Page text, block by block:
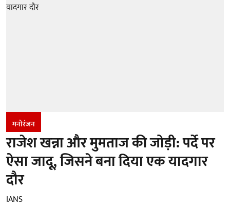
मनोरंजन
राजेश खन्ना और मुमताज की जोड़ी: पर्दे पर
ऐसा जादू, जिसने बना दिया एक यादगार
दौर
IANS